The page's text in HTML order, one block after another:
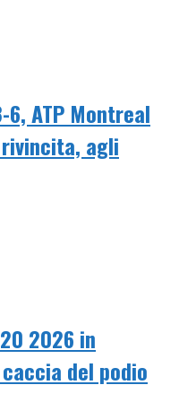
ATP Montreal
rivincita, agli
2026 in
caccia del podio